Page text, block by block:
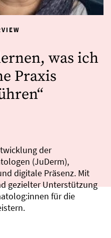
was ich
Praxis
der
(JuDerm),
digitale Präsenz. Mit
gezielter Unterstützung
für die